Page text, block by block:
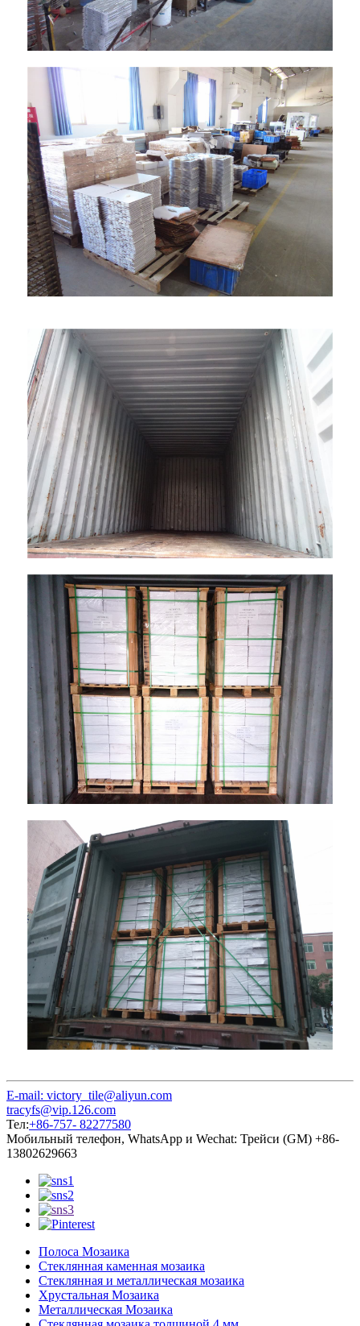
E-mail: victory_tile@aliyun.com
tracyfs@vip.126.com
Тел:+86-757- 82277580
Мобильный телефон, WhatsApp и Wechat: Трейси (GM) +86-
13802629663
Полоса Мозаика
Стеклянная каменная мозаика
Стеклянная и металлическая мозаика
Хрустальная Мозаика
Металлическая Мозаика